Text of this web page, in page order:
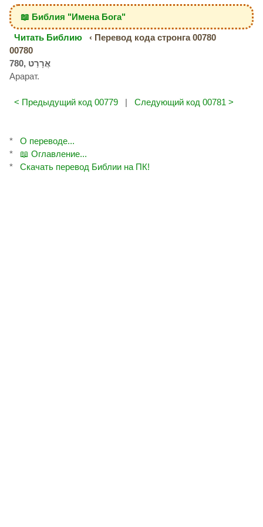
📖 Библия "Имена Бога"
Читать Библию
‹ Перевод кода стронга 00780
00780
Арарат.
< Предыдущий код 00779 | Следующий код 00781 >
*
О переводе...
*
📖 Оглавление...
*
Скачать перевод Библии на ПК!